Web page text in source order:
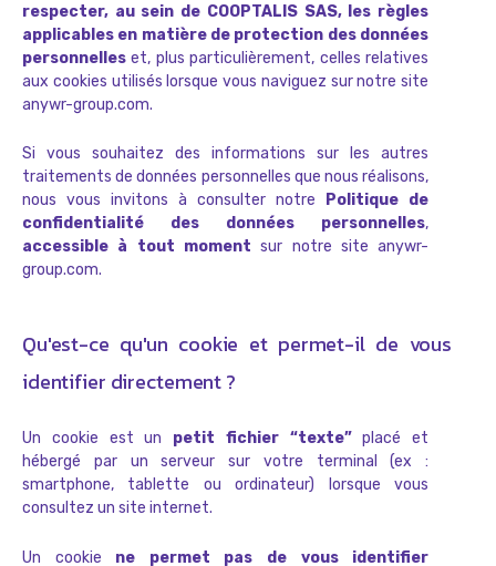
respecter, au sein de COOPTALIS SAS, les règles
applicables en matière de protection des données
personnelles et, plus particulièrement, celles relatives
aux cookies utilisés lorsque vous naviguez sur notre site
anywr-group.com.
Si vous souhaitez des informations sur les autres
traitements de données personnelles que nous réalisons,
nous vous invitons à consulter notre
Politique de
confidentialité des données personnelles,
accessible à tout moment sur notre site anywr-
group.com.
Qu'est-ce qu'un cookie et permet-il de vous
identifier directement ?
Un cookie est un petit fichier “texte”placé et
hébergé par un serveur sur votre terminal (ex :
smartphone, tablette ou ordinateur) lorsque vous
consultez un site internet.
Un cookie ne permet pas de vous identifier